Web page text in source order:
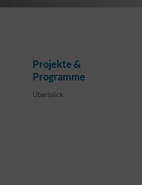
Projekte &
Programme
Überblick